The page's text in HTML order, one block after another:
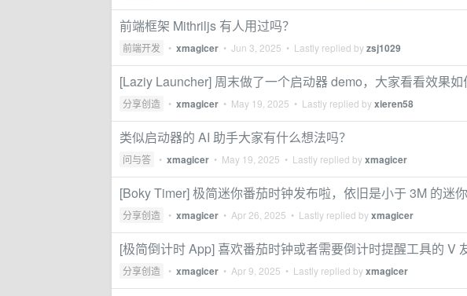
前端框架 Mithriljs 有人用过吗？
前端开发 • xmagicer • Jun 3, 2025 • Lastly replied byzsj1029
[Laziy Launcher] 周末做了一个启动器 demo，大家看看效果如
分享创造 • xmagicer • May 19, 2025 • Lastly replied byxieren58
类似启动器的 AI 助手大家有什么想法吗？
问与答 • xmagicer • May 19, 2025 • Lastly replied byxmagicer
[Boky Timer] 极简迷你番茄时钟发布啦，依旧是小于 3M 的迷
分享创造 • xmagicer • Apr 26, 2025 • Lastly replied byxmagicer
[极简倒计时 App] 喜欢番茄时钟或者需要倒计时提醒工具的 V
分享创造 • xmagicer • Apr 9, 2025 • Lastly replied byxmagicer